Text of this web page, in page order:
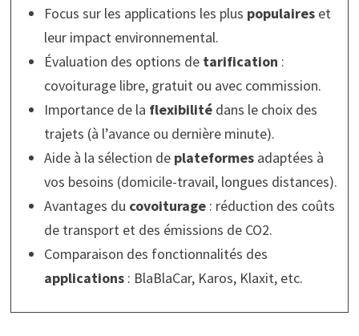
Focus sur les applications les plus populaireset
leur impact environnemental.
Évaluation des options de tarification :
covoiturage libre, gratuit ou avec commission.
Importance de la flexibilitédans le choix des
trajets (à l’avance ou dernière minute).
Aide à la sélection de plateformesadaptées à
vos besoins (domicile-travail, longues distances).
Avantages du covoiturage: réduction des coûts
de transport et des émissions de CO2.
Comparaison des fonctionnalités des
applications: BlaBlaCar, Karos, Klaxit, etc.